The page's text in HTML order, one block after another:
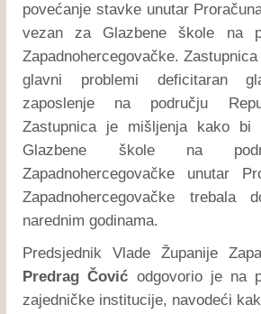
povećanje stavke unutar
vezan za Glazbene škole na
Zapadnohercegovačke.
glavni problemi deficitaran
zaposlenje na području
Zastupnica je mišljenja kako bi
Glazbene škole na
Zapadnohercegovačke unutar
Zapadnohercegovačke trebala
narednim godinama.
Predsjednik Vlade Županije
Predrag Čović odgovorio je na
zajedničke institucije, navodeći